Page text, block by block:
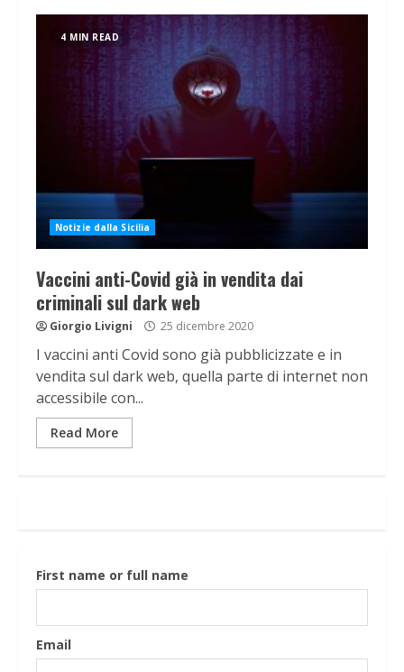
4 MIN READ
Notizie dalla Sicilia
Vaccini anti-Covid già in vendita dai
criminali sul dark web
Giorgio Livigni 25 dicembre 2020
I vaccini anti Covid sono già pubblicizzate e in
vendita sul dark web, quella parte di internet non
accessibile con...
Read More
First name or full name
Email